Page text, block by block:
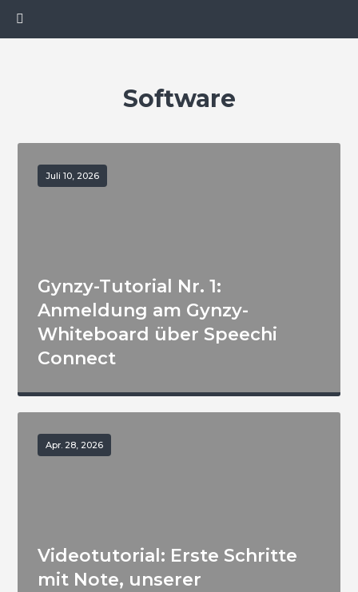
Software
Juli 10, 2026
Gynzy-Tutorial Nr. 1:
Anmeldung am Gynzy-
Whiteboard über Speechi
Connect
Apr. 28, 2026
Videotutorial: Erste Schritte
mit Note, unserer